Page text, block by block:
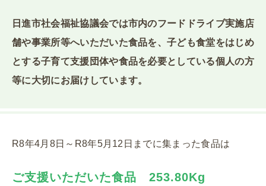
日進市社会福祉協議会では市内のフードドライブ実施店
舗や事業所等へいただいた食品を、子ども食堂をはじめ
とする子育て支援団体や食品を必要としている個人の方
等に大切にお届けしています。
R8年4月8日～R8年5月12日までに集まった食品は
ご支援いただいた食品 253.80Kg